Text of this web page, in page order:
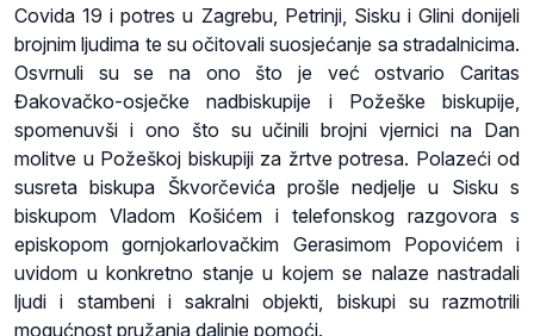
Covida 19 i potres u Zagrebu, Petrinji, Sisku i Glini donijeli
brojnim ljudima te su očitovali suosjećanje sa stradalnicima.
Osvrnuli su se na ono što je već ostvario Caritas
Đakovačko-osječke nadbiskupije i Požeške biskupije,
spomenuvši i ono što su učinili brojni vjernici na Dan
molitve u Požeškoj biskupiji za žrtve potresa. Polazeći od
susreta biskupa Škvorčevića prošle nedjelje u Sisku s
biskupom Vladom Košićem i telefonskog razgovora s
episkopom gornjokarlovačkim Gerasimom Popovićem i
uvidom u konkretno stanje u kojem se nalaze nastradali
ljudi i stambeni i sakralni objekti, biskupi su razmotrili
mogućnost pružanja daljnje pomoći.